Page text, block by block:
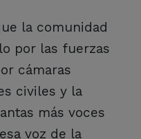
la comunidad
por las fuerzas
cámaras
civiles y la
más voces
voz de la